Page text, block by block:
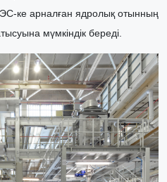
ке арналған ядролық отынның
мүмкіндік береді